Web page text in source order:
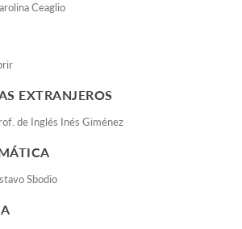
Ceaglio
EXTRANJEROS
de Inglés Inés Giménez
Sbodio